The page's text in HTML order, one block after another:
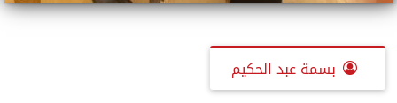
بسمة عبد الحكيم